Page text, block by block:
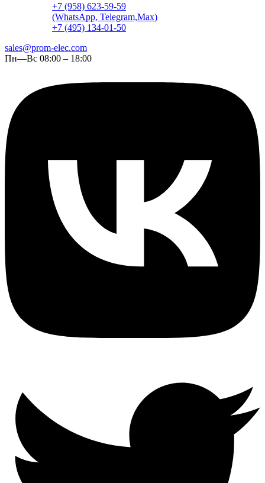
+7 (958) 623-59-59
(WhatsApp, Telegram,Max)
+7 (495) 134-01-50
sales@prom-elec.com
Пн—Вс 08:00 – 18:00